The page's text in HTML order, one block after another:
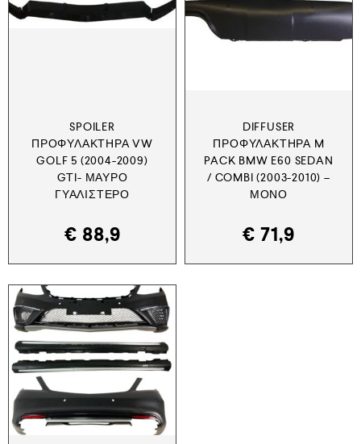
SPOILER
ΠΡΟΦΥΛΑΚΤΉΡΑ VW
GOLF 5 (2004-2009)
GTI- ΜΑΎΡΟ
ΓΥΑΛΙΣΤΕΡΌ
€ 88,9
DIFFUSER
ΠΡΟΦΥΛΑΚΤΉΡΑ M
PACK BMW E60 SEDAN
/ COMBI (2003-2010) –
ΜΟΝΌ
€ 71,9